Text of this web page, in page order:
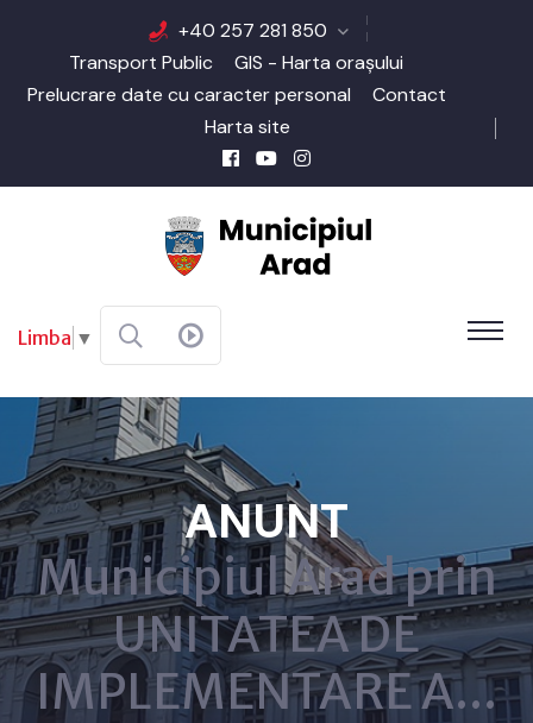
+40 257 281 850
Transport Public
GIS - Harta orașului
Prelucrare date cu caracter personal
Contact
Harta site
Limba ▼
ANUNT
Municipiul Arad prin
UNITATEA DE
IMPLEMENTARE A...